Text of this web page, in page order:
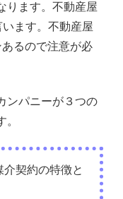
ります。不動産屋
います。不動産屋
るので注意が必
ンパニーが３つの
契約の特徴と